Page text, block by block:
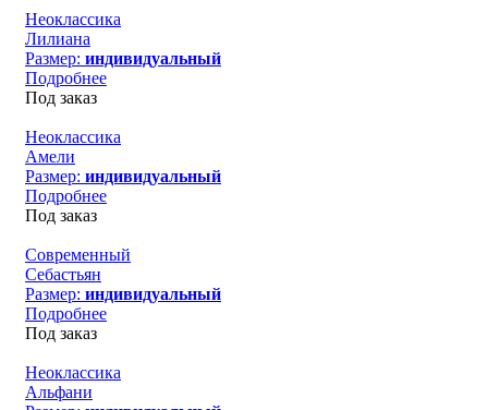
Неоклассика
Лилиана
Размер: индивидуальный
Подробнее
Под заказ
Неоклассика
Амели
Размер: индивидуальный
Подробнее
Под заказ
Современный
Себастьян
Размер: индивидуальный
Подробнее
Под заказ
Неоклассика
Альфани